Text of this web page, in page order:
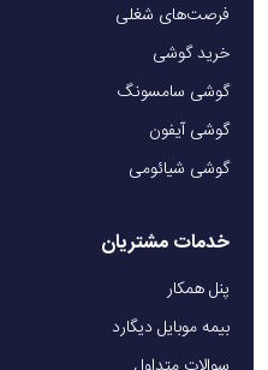
فرصت‌های شغلی
خرید گوشی
گوشی سامسونگ
گوشی آیفون
گوشی شیائومی
خدمات مشتریان
پنل همکار
بیمه موبایل دیگارد